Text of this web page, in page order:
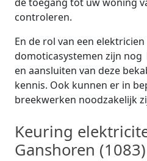
controleren.
En de rol van een
domoticasystemen zijn nog
en aansluiten van deze
kennis. Ook kunnen er in
breekwerken noodzakelijk
Keuring
Ganshoren (1083)